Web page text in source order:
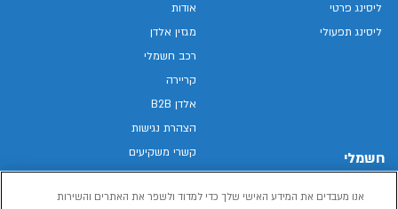
ליסינג פרטי
ליסינג תפעולי
חשמלי
אודות
מגזין אלדן
רכב חשמלי
קריירה
אלדן B2B
הצהרת נגישות
קשרי משקיעים
מפת האתר
מדיניות פרטיות
אנו מעבדים את המידע האישי שלך כדי למדוד ולשפר את האתרים והשירות